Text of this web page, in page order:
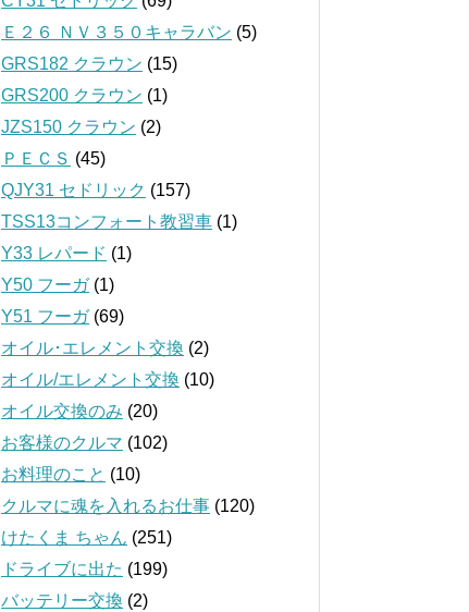
Ｅ２６ ＮＶ３５０キャラバン (5)
GRS182 クラウン (15)
GRS200 クラウン (1)
JZS150 クラウン (2)
ＰＥＣＳ (45)
QJY31 セドリック (157)
TSS13コンフォート教習車 (1)
Y33 レパード (1)
Y50 フーガ(1)
Y51 フーガ(69)
オイル･エレメント交換 (2)
オイル/エレメント交換 (10)
オイル交換のみ (20)
お客様のクルマ (102)
お料理のこと (10)
クルマに魂を入れるお仕事 (120)
けたくま ちゃん (251)
ドライブに出た (199)
バッテリー交換 (2)